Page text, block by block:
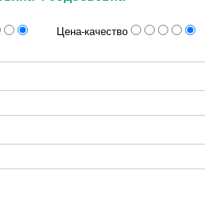
Цена-качество